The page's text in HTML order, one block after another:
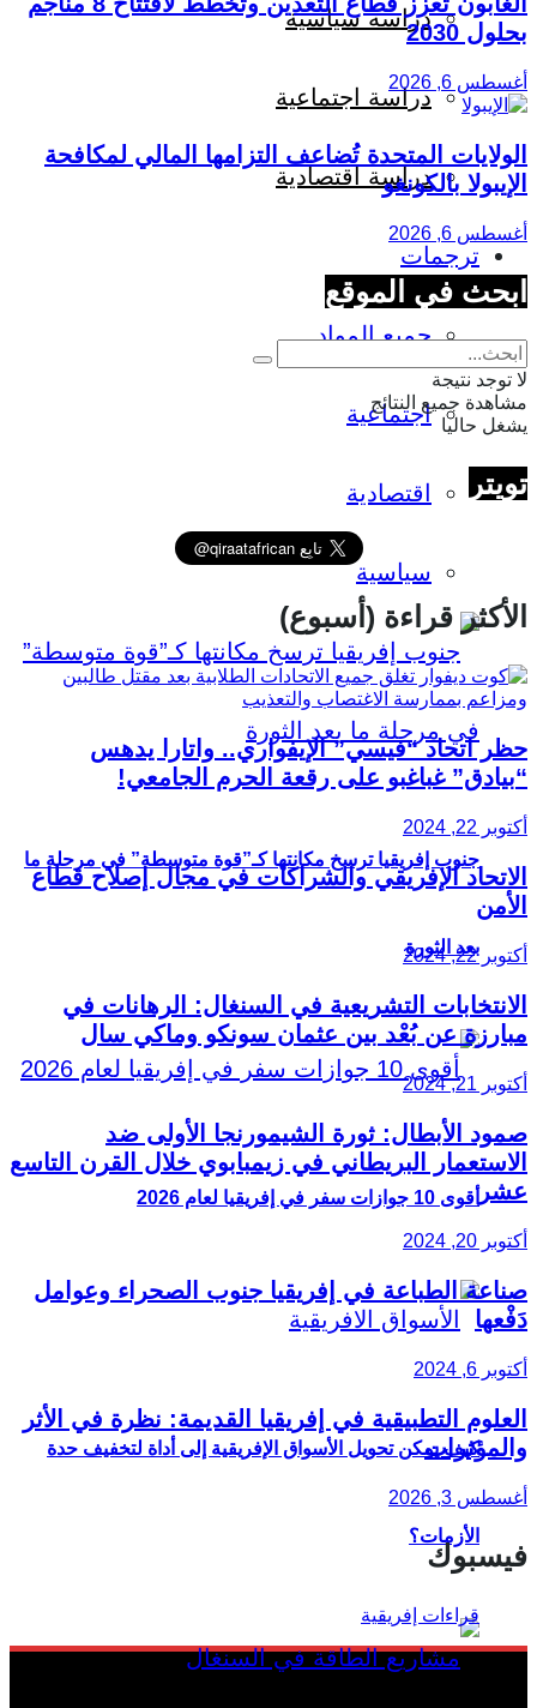
دراسة سياسية
دراسة اجتماعية
دراسة اقتصادية
ترجمات
جميع المواد
اجتماعية
اقتصادية
سياسية
جنوب إفريقيا ترسخ مكانتها كـ”قوة متوسطة” في مرحلة ما
بعد الثورة
أقوى 10 جوازات سفر في إفريقيا لعام 2026
كيف يمكن تحويل الأسواق الإفريقية إلى أداة لتخفيف حدة
الأزمات؟
بحلول 2030
أغسطس 6, 2026
الولايات المتحدة تُضاعف التزامها المالي لمكافحة
الإيبولا بالكونغو
أغسطس 6, 2026
ابحث في الموقع
لا توجد نتيجة
مشاهدة جميع النتائج
يشغل حاليا
تويتر
الأكثر قراءة (أسبوع)
حظر اتحاد “فيسي” الإيفواري.. واتارا يدهس
“بيادق” غباغبو على رقعة الحرم الجامعي!
أكتوبر 22, 2024
الاتحاد الإفريقي والشراكات في مجال إصلاح قطاع
الأمن
أكتوبر 22, 2024
الانتخابات التشريعية في السنغال: الرهانات في
مبارزة عن بُعْد بين عثمان سونكو وماكي سال
أكتوبر 21, 2024
صمود الأبطال: ثورة الشيمورنجا الأولى ضد
الاستعمار البريطاني في زيمبابوي خلال القرن التاسع
عشر
أكتوبر 20, 2024
صناعة الطباعة في إفريقيا جنوب الصحراء وعوامل
دَفْعها
أكتوبر 6, 2024
العلوم التطبيقية في إفريقيا القديمة: نظرة في الأثر
والمؤثرات
أغسطس 3, 2026
فيسبوك